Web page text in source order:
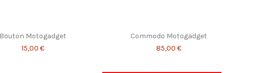
Bouton Motogadget
15,00 €
Commodo Motogadget
85,00 €